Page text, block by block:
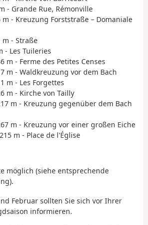
- Grande Rue, Rémonville
m - Kreuzung Forststraße – Domaniale
m - Straße
- Les Tuileries
m - Ferme des Petites Censes
m - Waldkreuzung vor dem Bach
m - Les Forgettes
m - Kirche von Tailly
m - Kreuzung gegenüber dem Bach
m - Kreuzung vor einer großen Eiche
m - Place de l'Église
möglich (siehe entsprechende
Februar sollten Sie sich vor Ihrer
informieren.